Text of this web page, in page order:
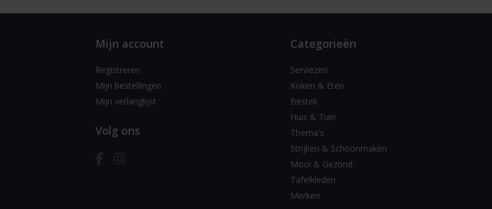
Mijn account
Registreren
Mijn bestellingen
Mijn verlanglijst
Volg ons
Categorieën
Serviezen
Koken & Eten
Bestek
Huis & Tuin
Thema's
Strijken & Schoonmaken
Mooi & Gezond
Tafelkleden
Merken